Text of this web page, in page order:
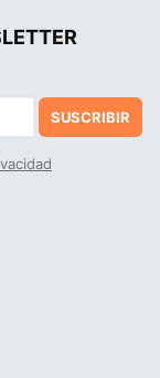
SUSCRIBIR